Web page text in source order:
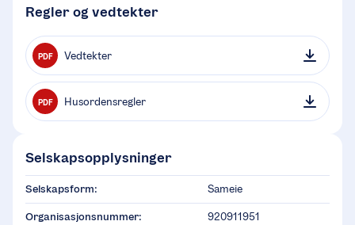
Regler og vedtekter
PDF Vedtekter
PDF Husordensregler
Selskapsopplysninger
Selskapsform: Sameie
Organisasjonsnummer: 920911951